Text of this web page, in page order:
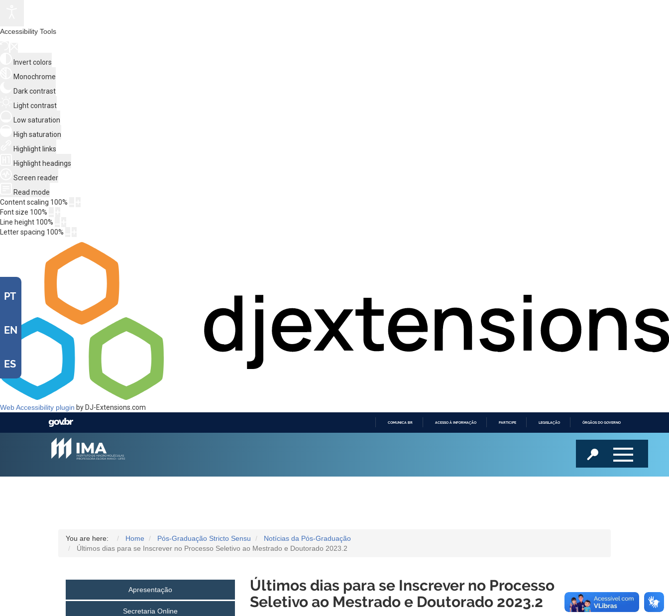
Accessibility Tools
Invert colors
Monochrome
Dark contrast
Light contrast
Low saturation
High saturation
Highlight links
Highlight headings
Screen reader
Read mode
Content scaling 100%
Font size 100%
Line height 100%
Letter spacing 100%
Web Accessibility plugin by DJ-Extensions.com
COMUNICA BR ACESSO À INFORMAÇÃO PARTICIPE LEGISLAÇÃO ÓRGÃOS DO GOVERNO
PT
EN
ES
You are here: Home Pós-Graduação Stricto Sensu
Notícias da Pós-Graduação
Últimos dias para se Inscrever no Processo Seletivo ao Mestrado e Doutorado 2023.2
Apresentação
Secretaria Online
Últimos dias para se Inscrever no Processo
Seletivo ao Mestrado e Doutorado 2023.2